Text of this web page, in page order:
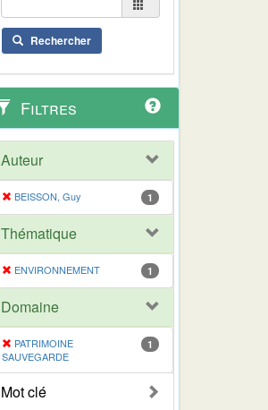
Rechercher
Filtres
Auteur
BEISSON, Guy 1
Thématique
ENVIRONNEMENT 1
Domaine
PATRIMOINE
SAUVEGARDE
1
Mot clé